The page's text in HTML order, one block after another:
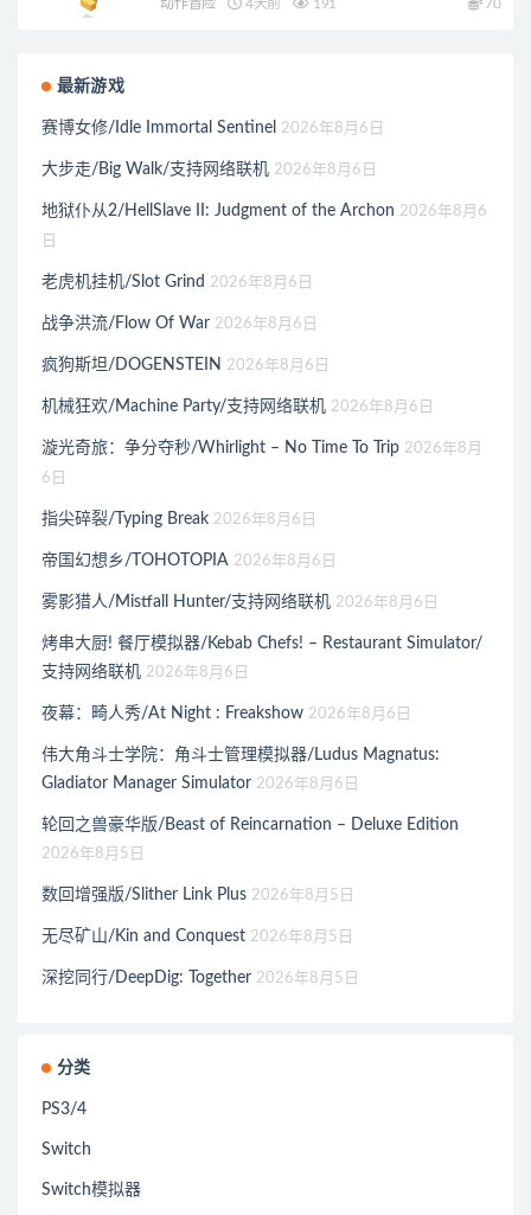
动作冒险 4天前 191 70
最新游戏
赛博女修/Idle Immortal Sentinel 2026年8月6日
大步走/Big Walk/支持网络联机 2026年8月6日
地狱仆从2/HellSlave II: Judgment of the Archon 2026年8月6
日
老虎机挂机/Slot Grind 2026年8月6日
战争洪流/Flow Of War 2026年8月6日
疯狗斯坦/DOGENSTEIN 2026年8月6日
机械狂欢/Machine Party/支持网络联机 2026年8月6日
漩光奇旅：争分夺秒/Whirlight – No Time To Trip 2026年8月
6日
指尖碎裂/Typing Break 2026年8月6日
帝国幻想乡/TOHOTOPIA 2026年8月6日
雾影猎人/Mistfall Hunter/支持网络联机 2026年8月6日
烤串大厨! 餐厅模拟器/Kebab Chefs! – Restaurant Simulator/
支持网络联机 2026年8月6日
夜幕：畸人秀/At Night : Freakshow 2026年8月6日
伟大角斗士学院：角斗士管理模拟器/Ludus Magnatus:
Gladiator Manager Simulator 2026年8月6日
轮回之兽豪华版/Beast of Reincarnation – Deluxe Edition
2026年8月5日
数回增强版/Slither Link Plus 2026年8月5日
无尽矿山/Kin and Conquest 2026年8月5日
深挖同行/DeepDig: Together 2026年8月5日
分类
PS3/4
Switch
Switch模拟器